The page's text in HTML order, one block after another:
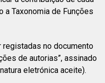
a Taxonomia de Funções
no documento
de autorias”, assinado
eletrónica aceite).